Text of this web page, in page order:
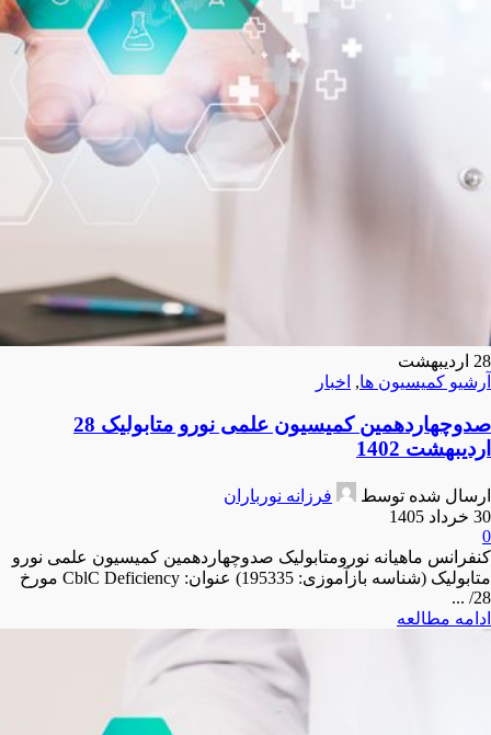
28 اردیبهشت
آرشیو کمیسیون ها, اخبار
صدوچهاردهمین کمیسیون علمی نورو متابولیک 28
اردیبهشت 1402
ارسال شده توسط
فرزانه نورباران
30 خرداد 1405
0
کنفرانس ماهیانه نورومتابولیک صدوچهاردهمین کمیسیون علمی نورو
متابولیک (شناسه بازآموزی: 195335) عنوان: CblC Deficiency مورخ
28/ ...
ادامه مطالعه